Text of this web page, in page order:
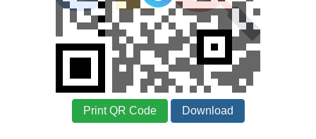
Print QR Code Download